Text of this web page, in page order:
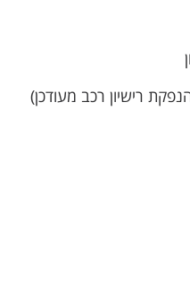
רישיון רכב מעודכן)